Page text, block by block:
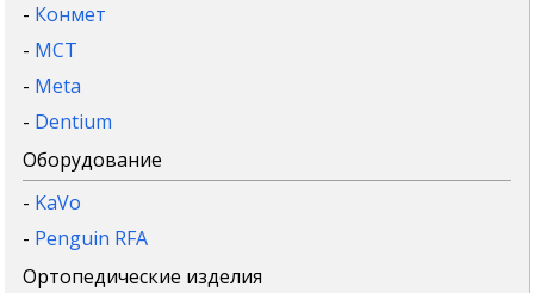
- Конмет
- MCT
- Meta
- Dentium
Оборудование
- KaVo
- Penguin RFA
Ортопедические изделия